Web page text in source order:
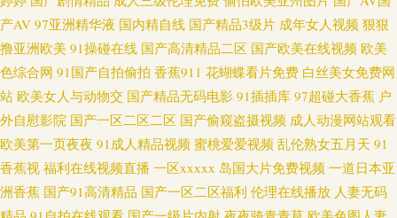
91激情双飞 爱豆TV传媒免费 国产成人超碰97 精品无码人妖 欧美第一浮力影
院 五月天狠狠 91在线视频资源 成人电彭 国产在线92 久久绯色 人人艹艹 色
网在线观看 亚洲一二三 在线看91网站 91污导航 av另类手机 超碰熟女 国产精
品乱伦 国产特级直播 久久丁香激情综合 日韩变态综合 五月天综合色色 香蕉
网站在线观看 综合另类 91日韩国产影院 超碰快爱 国产传媒精选 国产日韩一
产AV 97亚洲精华液 国内精自线 国产精品3级片 成年女人视频 狠狠
撸亚洲欧美 91操碰在线 国产高清精品二区 国产欧美在线视频 欧美
色综合网 91国产自拍偷拍 香蕉911 花蝴蝶看片免费 白丝美女免费网
站 欧美女人与动物交 国产精品无码电影 91插插库 97超碰大香蕉 户
外自慰影院 国产一区二区二区 国产偷窥盗摄视频 成人动漫网站观看
欧美第一页夜夜 91成人精品视频 蜜桃爱爱视频 乱伦熟女五月天 91
香蕉视 福利在线视频直播 一区xxxxx 岛国大片免费视频 一道日本亚
洲香蕉 国产91高清精品 国产一区二区福利 伦理在线播放 人妻无码